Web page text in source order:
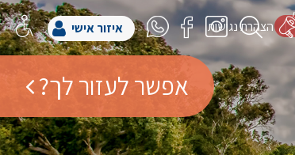
הצהרת נגישות איזור אישי
אפשר לעזור לך?